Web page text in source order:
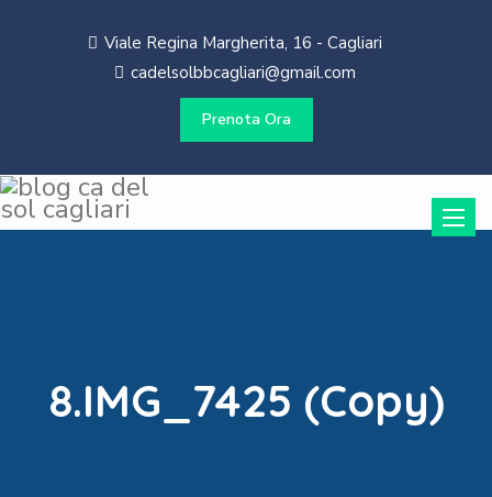
Viale Regina Margherita, 16 - Cagliari
cadelsolbbcagliari@gmail.com
Prenota Ora
Toggle
8.IMG_7425 (Copy)